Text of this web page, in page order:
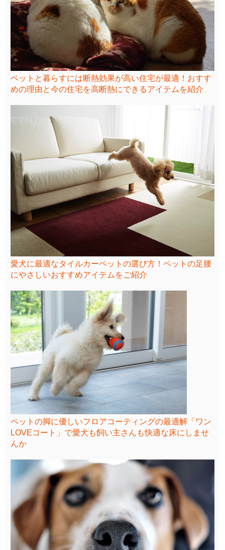
ペットと暮らすには断熱効果が高い住宅が最適！おすす
めの理由と今の住宅を高断熱にできるアイテムを紹介
愛犬に最適なタイルカーペットの選び方！ペットの足腰
にやさしいおすすめアイテムをご紹介
ペットの脚に優しいフロアコーティングの最適解「ワン
LOVEコート」で愛犬も飼い主さんも快適な床にしませ
んか